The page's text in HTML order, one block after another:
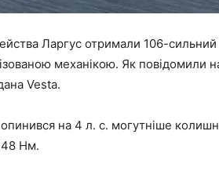
Ларгус отримали 106-
механікою. Як повідомили
Vesta.
на 4 л. с. могутніше
Нм.